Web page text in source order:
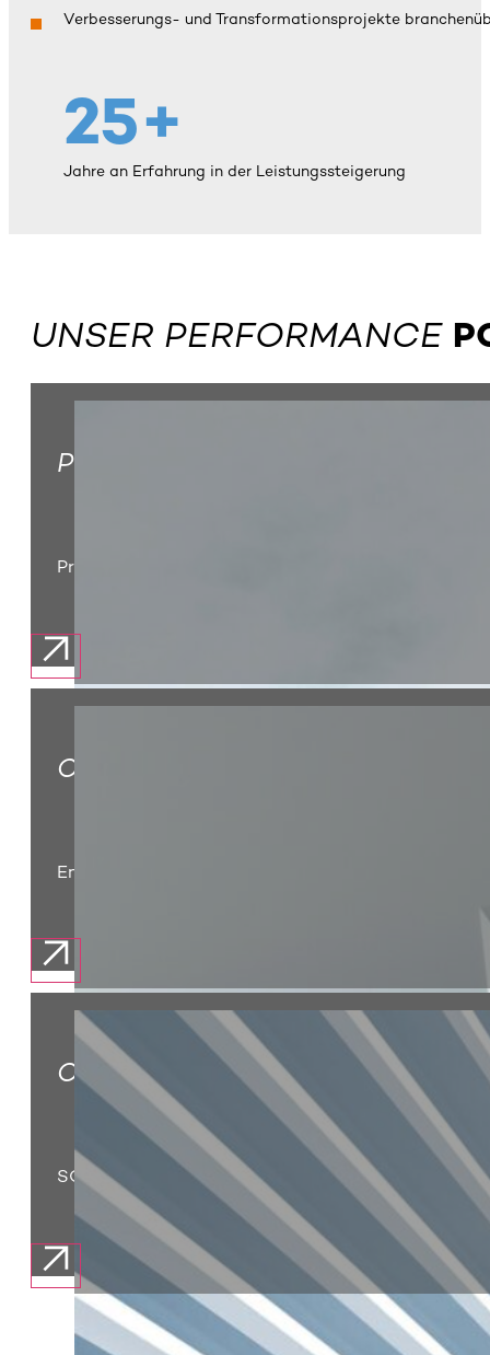
Verbesserungs- und Transformationsprojekte
25+
Jahre an Erfahrung in der Leistungssteigerung
UNSER PERFORMANCE
PRODUKTVERBESSERUNG
Produktkosten senken, Engineering beschleunigen,
OPERATIVE EXZELLENZ
Entwicklung von Betriebsmodellen, die dauerhaft
ORGANISATIONAL EFFICIENCY
SG&A senken, Strukturen verschlanken und EBITDA